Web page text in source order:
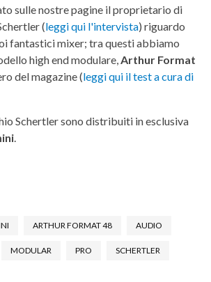
sulle nostre pagine il proprietario di
(leggi qui l'intervista) riguardo
fantastici mixer; tra questi abbiamo
high end modulare, Arthur Format
del magazine (leggi qui il test a cura di
Schertler sono distribuiti in esclusiva
ARTHUR FORMAT 48 AUDIO
MODULAR PRO SCHERTLER